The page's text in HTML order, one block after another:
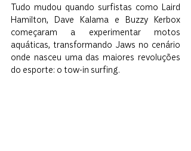
Tudo mudou quando surfistas como Laird
Hamilton, Dave Kalama e Buzzy Kerbox
começaram a experimentar motos
aquáticas, transformando Jaws no cenário
onde nasceu uma das maiores revoluções
do esporte: o tow-in surfing.